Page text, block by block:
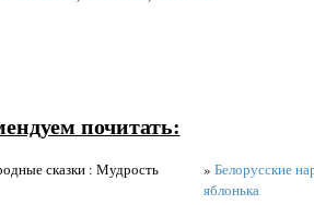
почитать:
сказки : Мудрость
» Белорусские
яблонька